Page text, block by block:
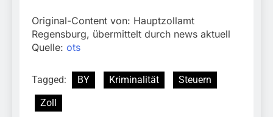
Original-Content von: Hauptzollamt
Regensburg, übermittelt durch news aktuell
Quelle: ots
Tagged: BY Kriminalität
Steuern
Zoll